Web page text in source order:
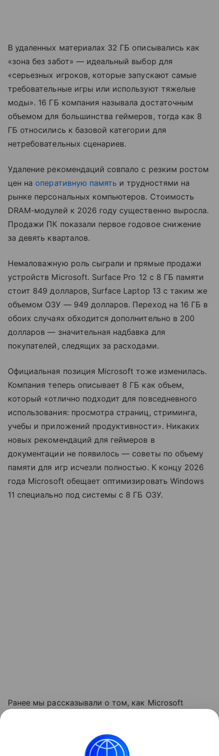
В удаленных материалах 32 ГБ описывались как
«зона без забот» — идеальный выбор для
«серьезных игроков, которые запускают самые
требовательные игры или используют тяжелые
моды». 16 ГБ компания называла достаточным
объемом для большинства геймеров, тогда как 8
ГБ относились к базовой категории для
нетребовательных сценариев.
Удаление рекомендаций совпало с резким ростом
цен на оперативную память и трудностями на
рынке персональных компьютеров. Стоимость
DRAM-модулей к 2026 году существенно выросла.
Продажи ПК показали первое годовое снижение
за девять кварталов.
Немаловажную роль сыграли и прямые продажи
устройств Microsoft. Surface Pro 12 с 8 ГБ памяти
стоит 849 долларов, Surface Laptop 13 с таким же
объемом ОЗУ — 949 долларов. Переход на 16 ГБ в
обоих случаях обходится дополнительно в 200
долларов — значительная надбавка для
покупателей, следящих за расходами.
Официальная позиция Microsoft тоже изменилась.
Компания теперь описывает 8 ГБ как объем,
который «отлично подходит для повседневного
использования: просмотра страниц, стриминга,
учебы и приложений продуктивности». Никаких
новых рекомендаций для геймеров в
документации не появилось — советы по объему
памяти для игр исчезли полностью. К концу 2026
года Microsoft обещает оптимизировать Windows
11 специально под системы с 8 ГБ ОЗУ.
Ранее мы рассказывали о том, как Microsoft
минимальную планку до 16 ГБ.